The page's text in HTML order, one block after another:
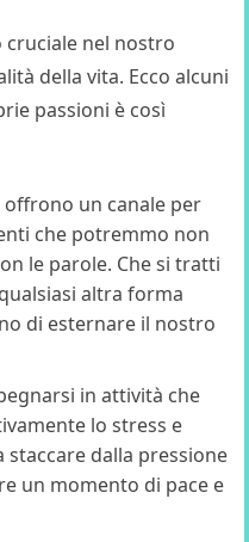
cruciale nel nostro
della vita. Ecco alcuni
passioni è così
offrono un canale per
che potremmo non
le parole. Che si tratti
altra forma
di esternare il nostro
in attività che
lo stress e
staccare dalla pressione
un momento di pace e